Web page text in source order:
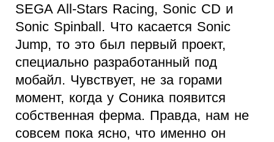
SEGA All-Stars Racing, Sonic CD и
Sonic Spinball. Что касается Sonic
Jump, то это был первый проект,
специально разработанный под
мобайл. Чувствует, не за горами
момент, когда у Соника появится
собственная ферма. Правда, нам не
совсем пока ясно, что именно он